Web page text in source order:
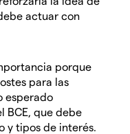
actuar con
porque
para las
esperado
BCE, que debe
tipos de interés.